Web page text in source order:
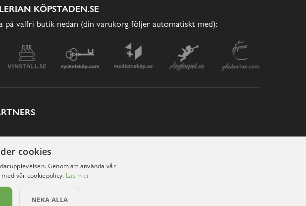
KÖPSTADEN.SE
på valfri butik nedan (din varukorg följer automatiskt med):
cookies
Genom att använda vår
vår cookiepolicy. Läs mer
NEKA ALLA